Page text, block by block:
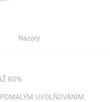
Názory
80%
UVOLŇOVÁNÍM.